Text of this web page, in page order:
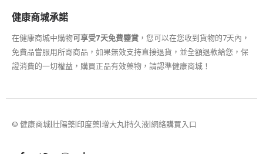
健康商城承諾
在健康商城中購物可享受7天免費鑒賞 ，您可以在您收到貨物的7天內，
免費品嘗服用所寄商品，如果無效支持直接退貨，並全額退款給您，保
證消費的一切權益，購買正品有效藥物，請認準健康商城！
© 健康商城|壯陽藥|印度藥|增大丸|持久液|網絡購買入口